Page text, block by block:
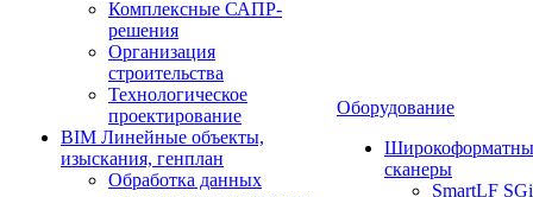
Комплексные САПР-
решения
Организация
строительства
Технологическое
проектирование
BIM Линейные объекты,
изыскания, генплан
Обработка данных
Оборудование
сканеры
SmartLF SGi